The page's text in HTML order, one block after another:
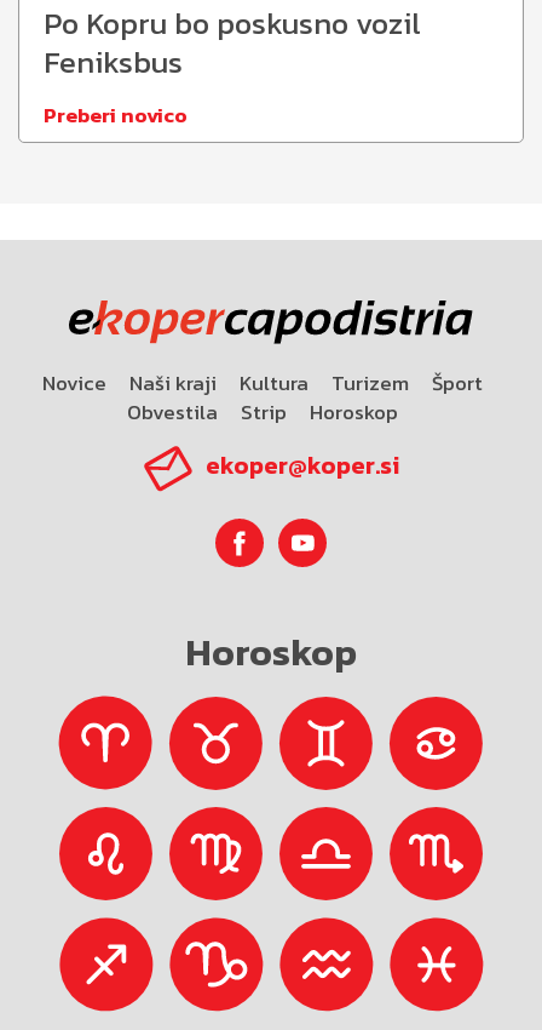
Po Kopru bo poskusno vozil
Feniksbus
Preberi novico
Novice Naši kraji Kultura Turizem
Šport
Obvestila
Strip Horoskop
ekoper@koper.si
Horoskop